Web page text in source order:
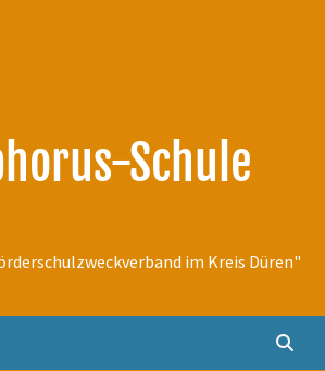
Schule
im Kreis Düren"